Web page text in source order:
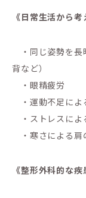
《日常生活から考
・同じ姿勢を長
背など）
・眼精疲労
・運動不足によ
・ストレスによ
・寒さによる肩
《整形外科的な